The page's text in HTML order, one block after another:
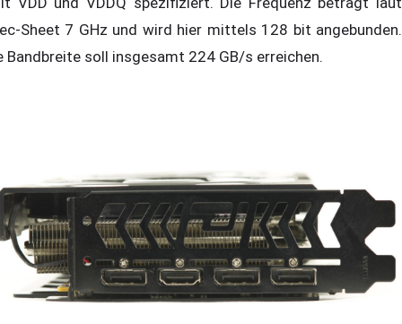
Sheet 7 GHz und wird hier mittels 128 bit angebunden.
Bandbreite soll insgesamt 224 GB/s erreichen.